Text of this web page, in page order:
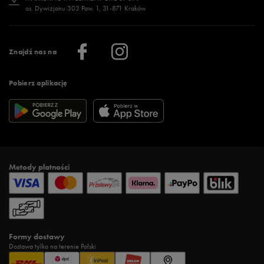
Znajdź nas na
Pobierz aplikację
Regulamin sklepu 50 style
Regulamin aplikacji 50 style
Więcej regulaminów >
Więcej >
Klub 50 style
Praca
Informacje o firmie
os. Dywizjonu 303 Paw. 1, 31-871 Kraków
Metody płatności
Formy dostawy
Dostawa tylko na terenie Polski